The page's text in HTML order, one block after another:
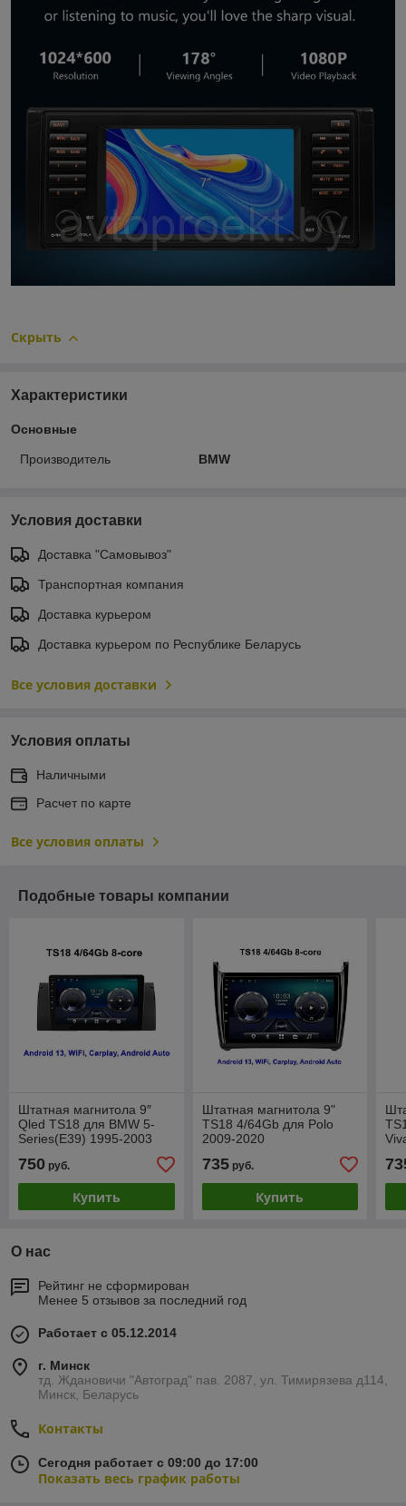
Скрыть
Характеристики
Основные
Производитель BMW
Условия доставки
Доставка "Самовывоз"
Транспортная компания
Доставка курьером
Доставка курьером по Республике Беларусь
Все условия доставки
Условия оплаты
Наличными
Расчет по карте
Все условия оплаты
Подобные товары компании
Штатная магнитола 9″
Qled TS18 для BMW 5-
Series(E39) 1995-2003
750 руб.
Купить
Штатная магнитола 9"
TS18 4/64Gb для Polo
2009-2020
735руб.
Купить
О нас
Рейтинг не сформирован
Менее 5 отзывов за последний год
Работает с 05.12.2014
г. Минск
тд. Ждановичи "Автоград" пав. 2087, ул. Тимирязева д114,
Минск, Беларусь
Контакты
Сегодня работает с 09:00 до 17:00
Показать весь график работы